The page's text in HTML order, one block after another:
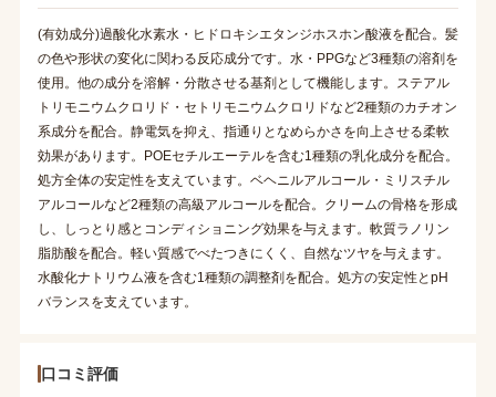
(有効成分)過酸化水素水・ヒドロキシエタンジホスホン酸液を配合。髪
の色や形状の変化に関わる反応成分です。水・PPGなど3種類の溶剤を
使用。他の成分を溶解・分散させる基剤として機能します。ステアル
トリモニウムクロリド・セトリモニウムクロリドなど2種類のカチオン
系成分を配合。静電気を抑え、指通りとなめらかさを向上させる柔軟
効果があります。POEセチルエーテルを含む1種類の乳化成分を配合。
処方全体の安定性を支えています。ベヘニルアルコール・ミリスチル
アルコールなど2種類の高級アルコールを配合。クリームの骨格を形成
し、しっとり感とコンディショニング効果を与えます。軟質ラノリン
脂肪酸を配合。軽い質感でべたつきにくく、自然なツヤを与えます。
水酸化ナトリウム液を含む1種類の調整剤を配合。処方の安定性とpH
バランスを支えています。
口コミ評価